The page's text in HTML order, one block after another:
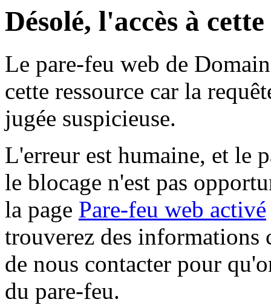
Désolé, l'accès à
Le pare-feu web de
cette ressource car la
jugée suspicieuse.
L'erreur est humaine, et le
le blocage n'est pas
la page Pare-feu web activé
trouverez des informations
de nous contacter pour
du pare-feu.